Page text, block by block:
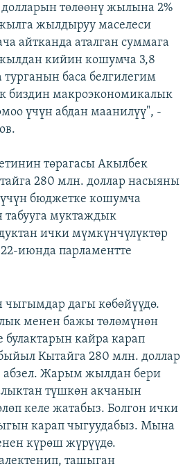
төлөөнү жылына 2%
жылдыруу маселеси
айтканда аталган суммага
кийин кошумча 3,8
баса белгилегим
биздин макроэкономикалык
үчүн абдан маанилүү", -
төрагасы Акылбек
280 млн. доллар насыяны
үчүн бюджетке кошумча
табууга муктаждык
ички мүмкүнчүлүктөр
июнда парламентте
дагы көбөйүүдө.
менен бажы төлөмүнөн
кайра карап
Кытайга 280 млн. доллар
абзел. Жарым жылдан бери
түшкөн акчанын
келе жатабыз. Болгон ички
карап чыгуудабыз. Мына
күрөш жүрүүдө.
ташыган